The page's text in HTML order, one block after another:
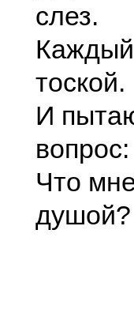
слез.
тоской.
И
вопрос:
Что
душой?